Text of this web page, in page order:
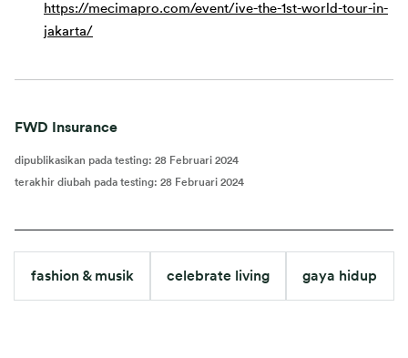
https://mecimapro.com/event/ive-the-1st-world-tour-in-
jakarta/
FWD Insurance
dipublikasikan pada testing: 28 Februari 2024
terakhir diubah pada testing: 28 Februari 2024
fashion & musik celebrate living gaya hidup